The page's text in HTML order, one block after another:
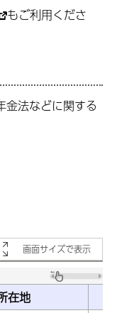
もご利用くださ
金法などに関する
画面サイズで表示
在地